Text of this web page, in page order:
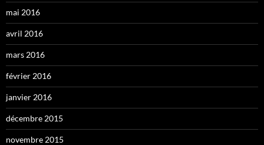
mai 2016
avril 2016
mars 2016
février 2016
janvier 2016
décembre 2015
novembre 2015